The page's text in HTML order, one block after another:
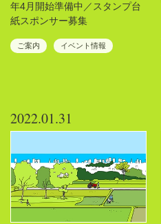
年4月開始準備中／スタンプ台
紙スポンサー募集
ご案内 イベント情報
2022.01.31